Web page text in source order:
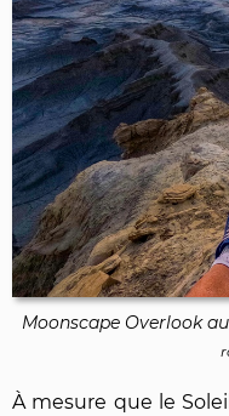
Moonscape Overlook
À mesure que le